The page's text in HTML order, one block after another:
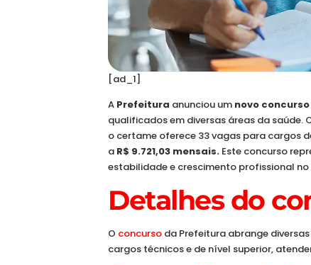
[ad_1]
A Prefeitura anunciou um novo
qualificados em diversas áreas da saúde.
o certame oferece 33 vagas para cargos
a R$ 9.721,03 mensais. Este concurso
estabilidade e crescimento profissional
Detalhes do
O concurso da Prefeitura abrange
cargos técnicos e de nível superior,